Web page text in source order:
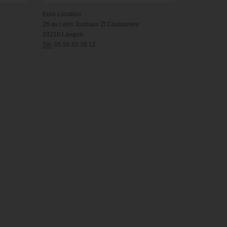
Euro Location
26 av Léon Jouhaux ZI Couloumey
33210 Langon
Tél. 05.56.62.39.12